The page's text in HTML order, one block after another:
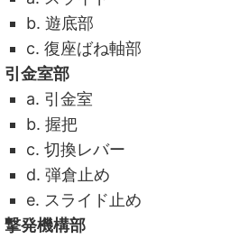
b. 遊底部
c. 復座ばね軸部
引金室部
a. 引金室
b. 握把
c. 切換レバー
d. 弾倉止め
e. スライド止め
撃発機構部